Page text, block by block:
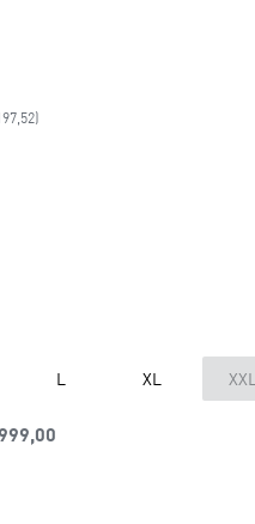
F1® Lifestyle para
para hombre
L XL